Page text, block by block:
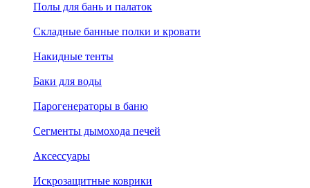
Полы для бань и палаток
Складные банные полки и кровати
Накидные тенты
Баки для воды
Парогенераторы в баню
Сегменты дымохода печей
Аксессуары
Искрозащитные коврики